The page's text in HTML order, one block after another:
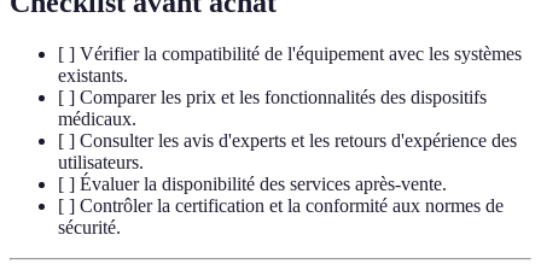
[ ] Vérifier la compatibilité de l'équipement avec les systèmes
existants.
[ ] Comparer les prix et les fonctionnalités des dispositifs
médicaux.
[ ] Consulter les avis d'experts et les retours d'expérience des
utilisateurs.
[ ] Évaluer la disponibilité des services après-vente.
[ ] Contrôler la certification et la conformité aux normes de
sécurité.